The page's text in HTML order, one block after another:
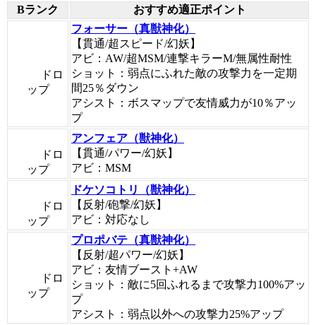
Bランク
おすすめ適正ポイント
ドロ
ップ
フォーサー（真獣神化）
【貫通/超スピード/幻妖】
アビ：AW/超MSM/連撃キラーM/無属性耐性
ショット：弱点にふれた敵の攻撃力を一定期
間25％ダウン
アシスト：ボスマップで友情威力が10％アッ
プ
ドロ
ップ
アンフェア（獣神化）
【貫通/パワー/幻妖】
アビ：MSM
ドロ
ップ
ドケソコトリ（獣神化）
【反射/砲撃/幻妖】
アビ：対応なし
ドロ
ップ
プロポバテ（真獣神化）
【反射/超パワー/幻妖】
アビ：友情ブースト+AW
ショット：敵に5回ふれるまで攻撃力100%アッ
プ
アシスト：弱点以外への攻撃力25%アップ